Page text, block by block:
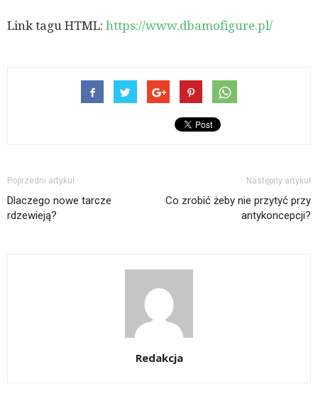
Link tagu HTML: https://www.dbamofigure.pl/
Poprzedni artykuł
Dlaczego nowe tarcze
rdzewieją?
Następny artykuł
Co zrobić żeby nie przytyć przy
antykoncepcji?
Redakcja